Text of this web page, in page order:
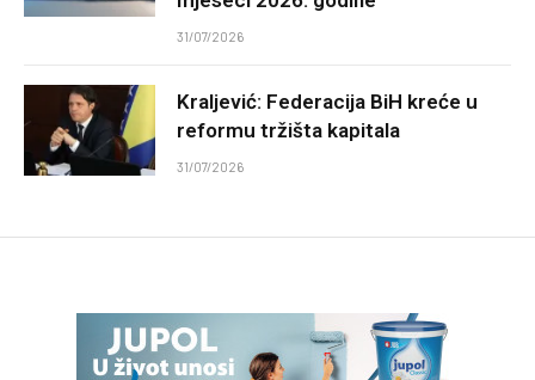
31/07/2026
Kraljević: Federacija BiH kreće u
reformu tržišta kapitala
31/07/2026